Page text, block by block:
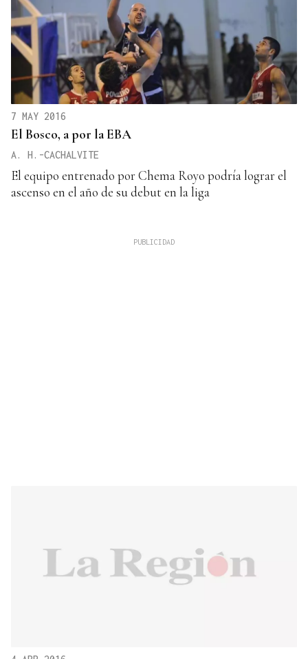
7 MAY 2016
El Bosco, a por la EBA
A. H.-CACHALVITE
El equipo entrenado por Chema Royo podría lograr el
ascenso en el año de su debut en la liga